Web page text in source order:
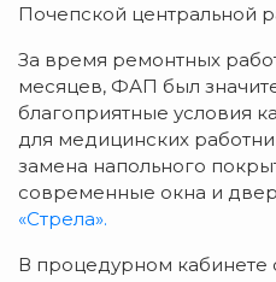
Почепской центральной
За время ремонтных
месяцев, ФАП был
благоприятные условия
для медицинских
замена напольного
современные окна и
«Стрела».
В процедурном кабинете